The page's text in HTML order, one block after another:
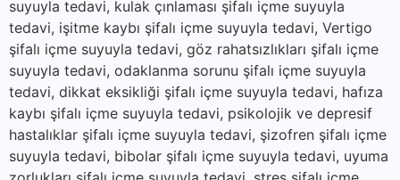
suyuyla tedavi, kulak çınlaması şifalı içme suyuyla
tedavi, işitme kaybı şifalı içme suyuyla tedavi, Vertigo
şifalı içme suyuyla tedavi, göz rahatsızlıkları şifalı içme
suyuyla tedavi, odaklanma sorunu şifalı içme suyuyla
tedavi, dikkat eksikliği şifalı içme suyuyla tedavi, hafıza
kaybı şifalı içme suyuyla tedavi, psikolojik ve depresif
hastalıklar şifalı içme suyuyla tedavi, şizofren şifalı içme
suyuyla tedavi, bibolar şifalı içme suyuyla tedavi, uyuma